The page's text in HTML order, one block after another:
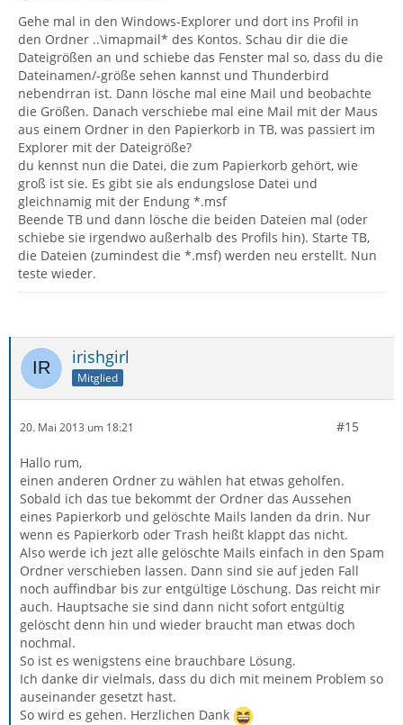
Gehe mal in den Windows-Explorer und dort ins Profil in
den Ordner ..\imapmail* des Kontos. Schau dir die die
Dateigrößen an und schiebe das Fenster mal so, dass du die
Dateinamen/-größe sehen kannst und Thunderbird
nebendrran ist. Dann lösche mal eine Mail und beobachte
die Größen. Danach verschiebe mal eine Mail mit der Maus
aus einem Ordner in den Papierkorb in TB, was passiert im
Explorer mit der Dateigröße?
du kennst nun die Datei, die zum Papierkorb gehört, wie
groß ist sie. Es gibt sie als endungslose Datei und
gleichnamig mit der Endung *.msf
Beende TB und dann lösche die beiden Dateien mal (oder
schiebe sie irgendwo außerhalb des Profils hin). Starte TB,
die Dateien (zumindest die *.msf) werden neu erstellt. Nun
teste wieder.
irishgirl
Mitglied
20. Mai 2013 um 18:21 #15
Hallo rum,
einen anderen Ordner zu wählen hat etwas geholfen.
Sobald ich das tue bekommt der Ordner das Aussehen
eines Papierkorb und gelöschte Mails landen da drin. Nur
wenn es Papierkorb oder Trash heißt klappt das nicht.
Also werde ich jezt alle gelöschte Mails einfach in den Spam
Ordner verschieben lassen. Dann sind sie auf jeden Fall
noch auffindbar bis zur entgültige Löschung. Das reicht mir
auch. Hauptsache sie sind dann nicht sofort entgültig
gelöscht denn hin und wieder braucht man etwas doch
nochmal.
So ist es wenigstens eine brauchbare Lösung.
Ich danke dir vielmals, dass du dich mit meinem Problem so
auseinander gesetzt hast.
So wird es gehen. Herzlichen Dank